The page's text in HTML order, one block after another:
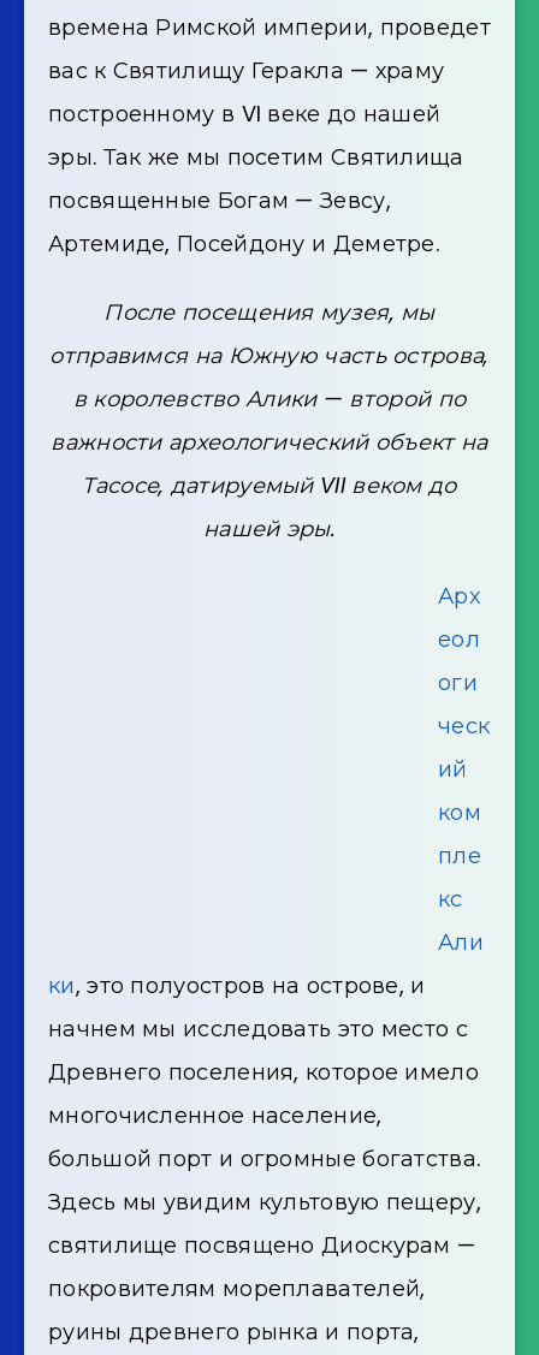
времена Римской империи, проведет
вас к Святилищу Геракла — храму
построенному в VI веке до нашей
эры. Так же мы посетим Святилища
посвященные Богам — Зевсу,
Артемиде, Посейдону и Деметре.
После посещения музея, мы
отправимся на Южную часть острова,
в королевство Алики — второй по
важности археологический объект на
Тасосе, датируемый VII веком до
нашей эры.
Арх
еол
оги
ческ
ий
ком
пле
кс
Али
ки, это полуостров на острове, и
начнем мы исследовать это место с
Древнего поселения, которое имело
многочисленное население,
большой порт и огромные богатства.
Здесь мы увидим культовую пещеру,
святилище посвящено Диоскурам —
покровителям мореплавателей,
руины древнего рынка и порта,